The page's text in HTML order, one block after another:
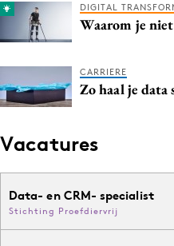
DIGITAL
Waarom je
CARRIERE
Zo haal je data
Vacatures
Data- en CRM- specialist
Stichting Proefdiervrij